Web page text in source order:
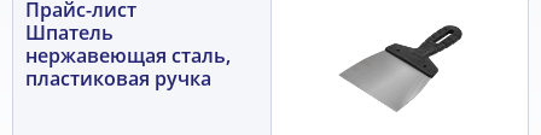
Прайс-лист
Шпатель
нержавеющая сталь,
пластиковая ручка